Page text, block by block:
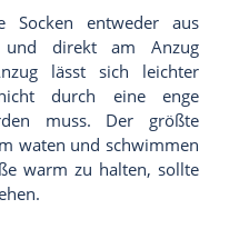
Socken entweder aus
und direkt am Anzug
lässt sich leichter
durch eine enge
muss. Der größte
waten und schwimmen
warm zu halten, sollte